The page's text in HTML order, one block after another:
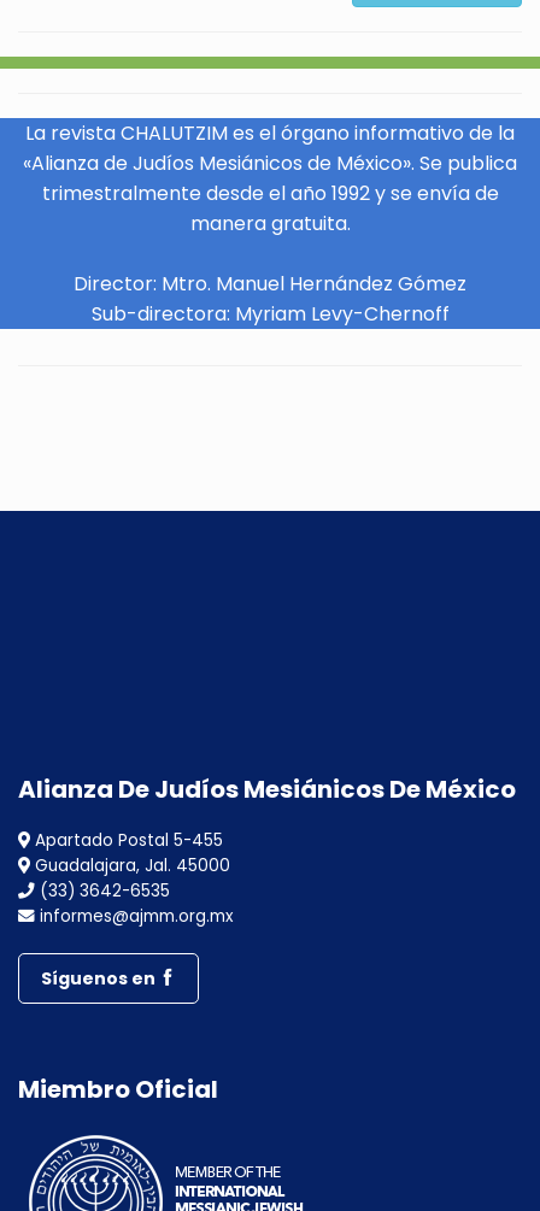
La revista CHALUTZIM es el órgano informativo de la
«Alianza de Judíos Mesiánicos de México». Se publica
trimestralmente desde el año 1992 y se envía de
manera gratuita.
Director: Mtro. Manuel Hernández Gómez
Sub-directora: Myriam Levy-Chernoff
Alianza De Judíos Mesiánicos De México
Apartado Postal 5-455
Guadalajara, Jal. 45000
(33) 3642-6535
informes@ajmm.org.mx
Síguenos en
Miembro Oficial